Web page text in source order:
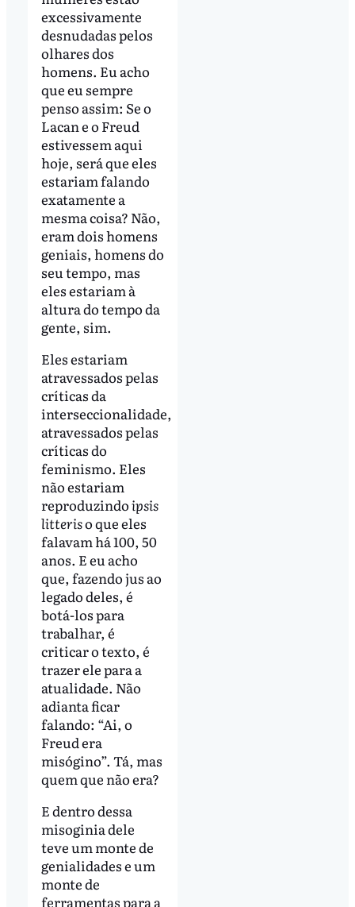
excessivamente
desnudadas pelos
olhares dos
homens. Eu acho
que eu sempre
penso assim: Se o
Lacan e o Freud
estivessem aqui
hoje, será que eles
estariam falando
exatamente a
mesma coisa? Não,
eram dois homens
geniais, homens do
seu tempo, mas
eles estariam à
altura do tempo da
gente, sim.
Eles estariam
atravessados pelas
críticas da
interseccionalidade,
atravessados pelas
críticas do
feminismo. Eles
não estariam
reproduzindoipsis
litteriso que eles
falavam há 100, 50
anos. E eu acho
que, fazendo jus ao
legado deles, é
botá-los para
trabalhar, é
criticar o texto, é
trazer ele para a
atualidade. Não
adianta ficar
falando: “Ai, o
Freud era
misógino”. Tá, mas
quem que não era?
E dentro dessa
misoginia dele
teve um monte de
genialidades e um
monte de
ferramentas para a